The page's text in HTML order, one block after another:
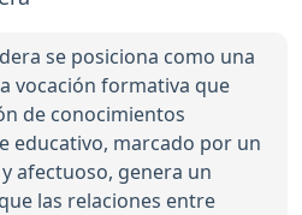
se posiciona como una
vocación formativa que
de conocimientos
educativo, marcado por un
afectuoso, genera un
las relaciones entre